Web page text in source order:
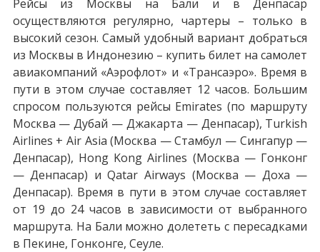
Рейсы из Москвы на Бали и в Денпасар
осуществляются регулярно, чартеры – только в
высокий сезон. Самый удобный вариант добраться
из Москвы в Индонезию – купить билет на самолет
авиакомпаний «Аэрофлот» и «Трансаэро». Время в
пути в этом случае составляет 12 часов. Большим
спросом пользуются рейсы Emirates (по маршруту
Москва — Дубай — Джакарта — Денпасар), Turkish
Airlines + Air Asia (Москва — Стамбул — Сингапур —
Денпасар), Hong Kong Airlines (Москва — Гонконг
— Денпасар) и Qatar Airways (Москва — Доха —
Денпасар). Время в пути в этом случае составляет
от 19 до 24 часов в зависимости от выбранного
маршрута. На Бали можно долететь с пересадками
в Пекине, Гонконге, Сеуле.